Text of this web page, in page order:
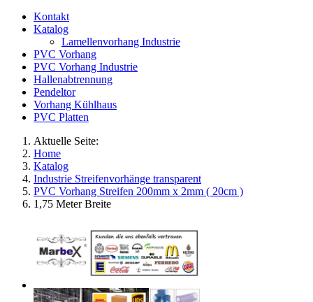
Kontakt
Katalog
Lamellenvorhang Industrie
PVC Vorhang
PVC Vorhang Industrie
Hallenabtrennung
Pendeltor
Vorhang Kühlhaus
PVC Platten
Aktuelle Seite:
Home
Katalog
Industrie Streifenvorhänge transparent
PVC Vorhang Streifen 200mm x 2mm ( 20cm )
1,75 Meter Breite